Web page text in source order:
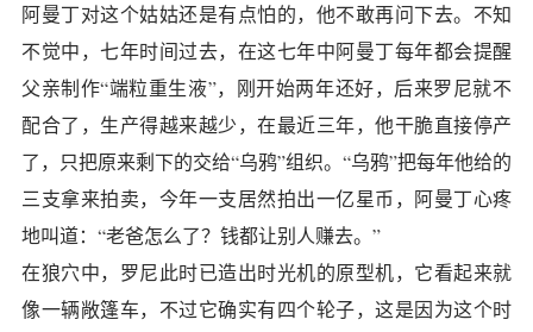
阿曼丁对这个姑姑还是有点怕的，他不敢再问下去。不知
不觉中，七年时间过去，在这七年中阿曼丁每年都会提醒
父亲制作“端粒重生液”，刚开始两年还好，后来罗尼就不
配合了，生产得越来越少，在最近三年，他干脆直接停产
了，只把原来剩下的交给“乌鸦”组织。“乌鸦”把每年他给的
三支拿来拍卖，今年一支居然拍出一亿星币，阿曼丁心疼
地叫道：“老爸怎么了？钱都让别人赚去。”
在狼穴中，罗尼此时已造出时光机的原型机，它看起来就
像一辆敞篷车，不过它确实有四个轮子，这是因为这个时